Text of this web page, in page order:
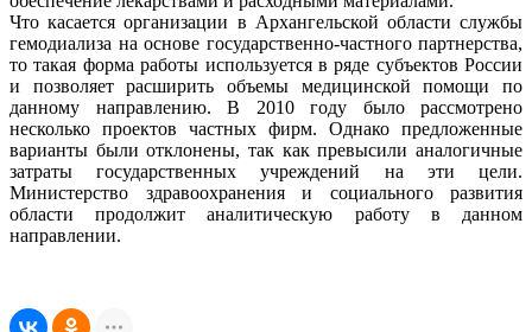
Что касается организации в Архангельской области службы
гемодиализа на основе государственно-частного партнерства,
то такая форма работы используется в ряде субъектов России
и позволяет расширить объемы медицинской помощи по
данному направлению. В 2010 году было рассмотрено
несколько проектов частных фирм. Однако предложенные
варианты были отклонены, так как превысили аналогичные
затраты государственных учреждений на эти цели.
Министерство здравоохранения и социального развития
области продолжит аналитическую работу в данном
направлении.